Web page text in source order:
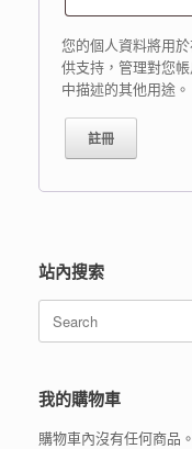
您的個人資料將用
供支持，管理對您
中描述的其他用途。
註冊
站內搜索
Search
for:
我的購物車
購物車內沒有任何商品。